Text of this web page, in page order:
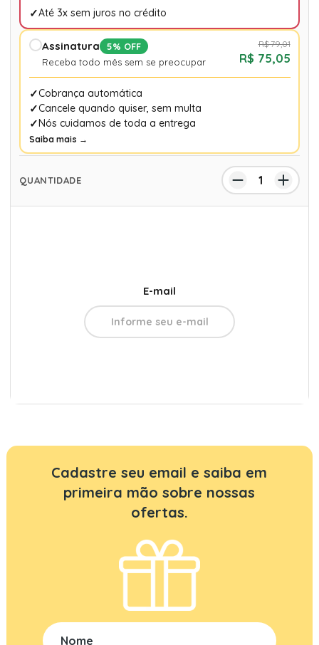
Até 3x sem juros no crédito
Assinatura
5% OFF
Receba todo mês sem se preocupar
R$ 79,01
R$ 75,05
Cobrança automática
Cancele quando quiser, sem multa
Nós cuidamos de toda a entrega
Saiba mais →
E-mail
Cadastre seu email e saiba em
primeira mão sobre nossas
ofertas.